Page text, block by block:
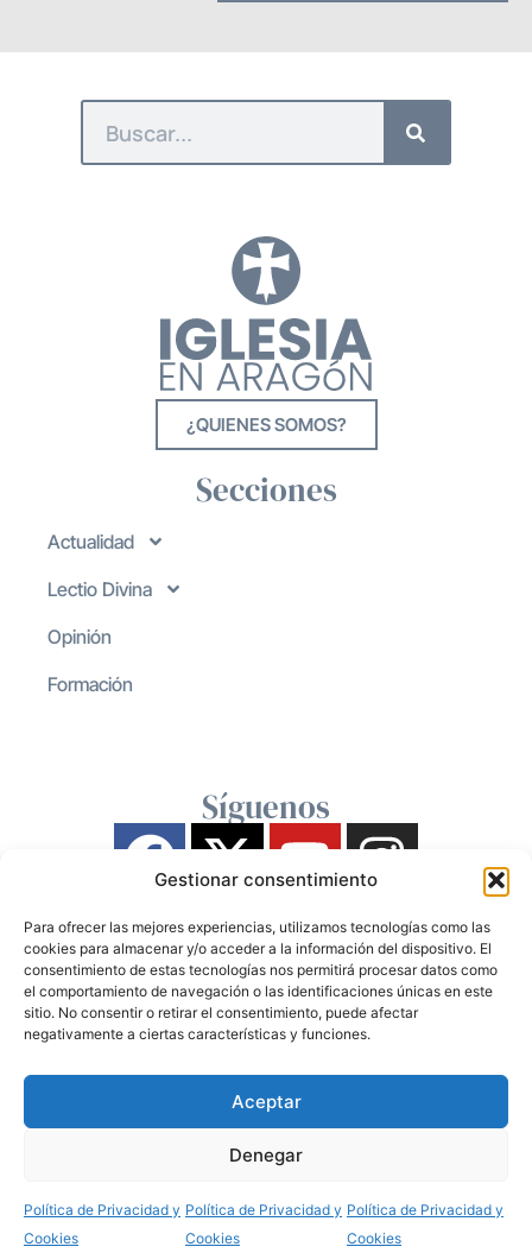
Gestionar consentimiento
Para ofrecer las mejores experiencias, utilizamos tecnologías como las
cookies para almacenar y/o acceder a la información del dispositivo. El
consentimiento de estas tecnologías nos permitirá procesar datos como
el comportamiento de navegación o las identificaciones únicas en este
sitio. No consentir o retirar el consentimiento, puede afectar
negativamente a ciertas características y funciones.
Aceptar
Denegar
Política de Privacidad y
Cookies
Política de Privacidad y
Cookies
Política de Privacidad y
Cookies
¿QUIENES SOMOS?
Secciones
Actualidad
Lectio Divina
Opinión
Formación
Síguenos